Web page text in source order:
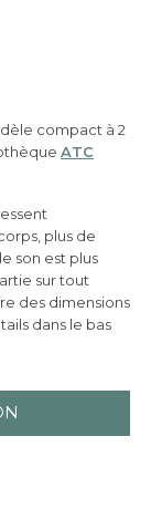
compact à 2
ATC
plus de
son est plus
sur tout
des dimensions
dans le bas